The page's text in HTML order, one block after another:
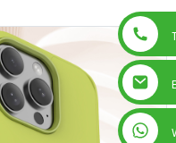
13560759744